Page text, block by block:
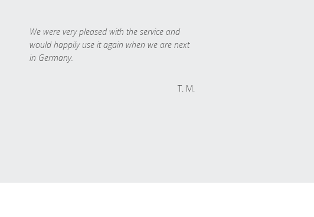
We were very pleased with the service and
would happily use it again when we are next
in Germany.
T. M.